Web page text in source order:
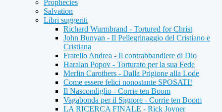
Prophecies
Salvation
Libri suggeriti
Richard Wurmbrand - Tortured for Christ
John Bunyan - Il Pellegrinaggio del Cristiano e
Cristiana
Fratello Andrea - Il contrabbandiere di Dio
Haralan Popov - Torturato per la sua Fede
Merlin Carothers - Dalla Prigione alla Lode
Come essere felici nonostante SPOSATI!
Il Nascondiglio - Corrie ten Boom
Vagabonda per il Signore - Corrie ten Boom
LA RICERCA FINALE - Rick Joyner